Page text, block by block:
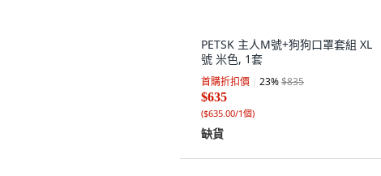
PETSK 主人M號+狗狗口罩套組 XL
號 米色, 1套
首購折扣價 23%$835
$635
($635.00/1個)
缺貨